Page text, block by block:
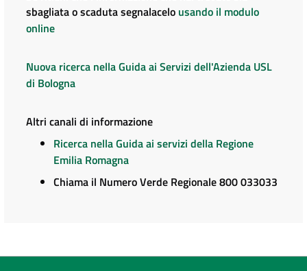
sbagliata o scaduta segnalacelo usando il modulo
online
Nuova ricerca nella Guida ai Servizi dell'Azienda USL
di Bologna
Altri canali di informazione
Ricerca nella Guida ai servizi della Regione
Emilia Romagna
Chiama il Numero Verde Regionale 800 033033